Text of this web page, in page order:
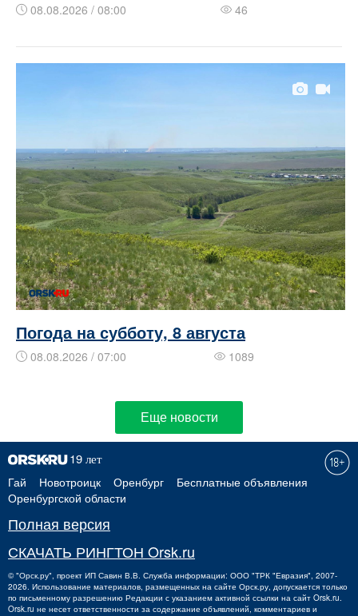
08.08.2026 / 08:00 46
Погода на субботу, 8 августа
08.08.2026 / 07:00 1089
Еще новости
Гай Новотроицк Оренбург
Бесплатные объявления
Оренбургской области
Полная версия
СКАЧАТЬ РИНГТОН Orsk.ru
©"Орск.ру", проект ИП Савин В.В. Служба информации: ООО "ТРК "Евразия", 2007-
2026. Использование материалов, размещенных на сайте Орск.ру, допускается только
по письменному разрешению Редакции с указанием активной ссылки на сайт Orsk.ru.
Orsk.ru не несет ответственности за содержание объявлений, комментариев и